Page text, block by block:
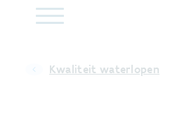
Kwaliteit waterlopen